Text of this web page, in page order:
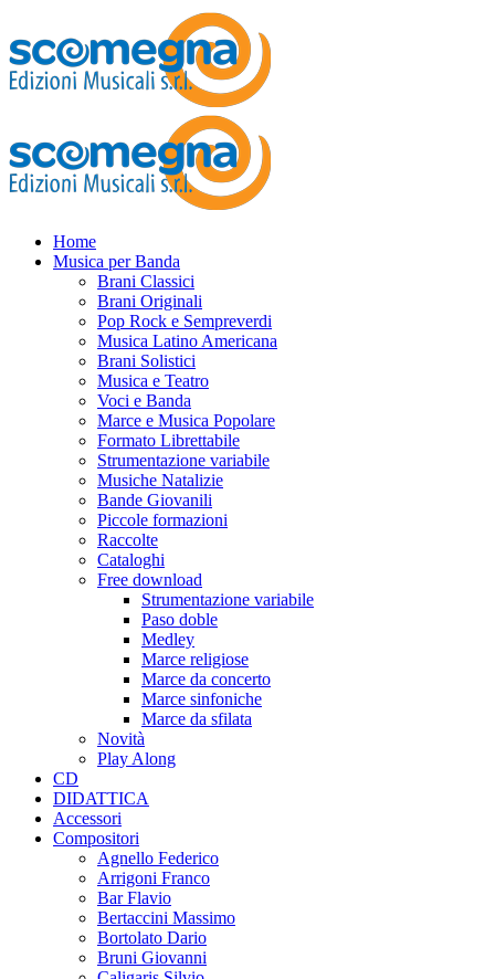
Home
Musica per Banda
Brani Classici
Brani Originali
Pop Rock e Sempreverdi
Musica Latino Americana
Brani Solistici
Musica e Teatro
Voci e Banda
Marce e Musica Popolare
Formato Librettabile
Strumentazione variabile
Musiche Natalizie
Bande Giovanili
Piccole formazioni
Raccolte
Cataloghi
Free download
Strumentazione variabile
Paso doble
Medley
Marce religiose
Marce da concerto
Marce sinfoniche
Marce da sfilata
Novità
Play Along
CD
DIDATTICA
Accessori
Compositori
Agnello Federico
Arrigoni Franco
Bar Flavio
Bertaccini Massimo
Bortolato Dario
Bruni Giovanni